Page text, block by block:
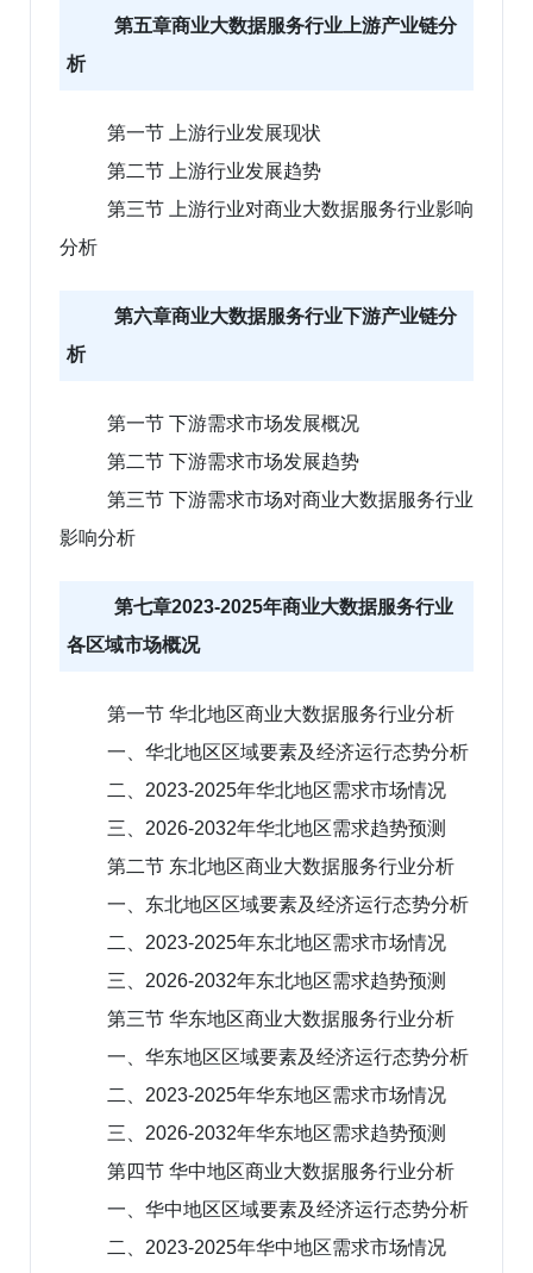
第五章商业大数据服务行业上游产业链分
析
第一节 上游行业发展现状
第二节 上游行业发展趋势
第三节 上游行业对商业大数据服务行业影响
分析
第六章商业大数据服务行业下游产业链分
析
第一节 下游需求市场发展概况
第二节 下游需求市场发展趋势
第三节 下游需求市场对商业大数据服务行业
影响分析
第七章2023-2025年商业大数据服务行业
各区域市场概况
第一节 华北地区商业大数据服务行业分析
一、华北地区区域要素及经济运行态势分析
二、2023-2025年华北地区需求市场情况
三、2026-2032年华北地区需求趋势预测
第二节 东北地区商业大数据服务行业分析
一、东北地区区域要素及经济运行态势分析
二、2023-2025年东北地区需求市场情况
三、2026-2032年东北地区需求趋势预测
第三节 华东地区商业大数据服务行业分析
一、华东地区区域要素及经济运行态势分析
二、2023-2025年华东地区需求市场情况
三、2026-2032年华东地区需求趋势预测
第四节 华中地区商业大数据服务行业分析
一、华中地区区域要素及经济运行态势分析
二、2023-2025年华中地区需求市场情况